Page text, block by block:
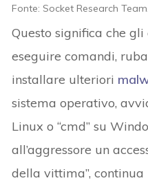
Fonte: Socket Research Team.
Questo significa che
eseguire comandi,
installare ulteriori
sistema operativo,
Linux o “cmd” su
all’aggressore un
della vittima”,